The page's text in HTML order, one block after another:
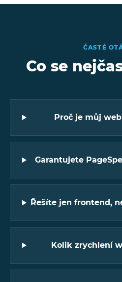
ČASTÉ
Co se
Proč je můj
Garantujete
Řešíte jen frontend,
Kolik zrychlení